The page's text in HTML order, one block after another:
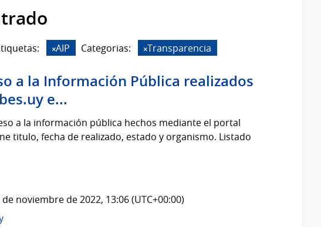
AIP Categorias: Transparencia
a la Información Pública realizados
e...
a la información pública hechos mediante el portal
titulo, fecha de realizado, estado y organismo. Listado
de noviembre de 2022, 13:06 (UTC+00:00)